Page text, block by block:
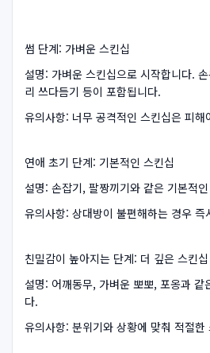
썸 단계: 가벼운 스킨십
설명: 가벼운 스킨십으로 시작합니다.
리 쓰다듬기 등이 포함됩니다.
유의사항: 너무 공격적인 스킨십은 피해
연애 초기 단계: 기본적인 스킨십
설명: 손잡기, 팔짱끼기와 같은 기본적
유의사항: 상대방이 불편해하는 경우 즉
친밀감이 높아지는 단계: 더 깊은 스킨십
설명: 어깨동무, 가벼운 뽀뽀, 포옹과 같
다.
유의사항: 분위기와 상황에 맞춰 적절한